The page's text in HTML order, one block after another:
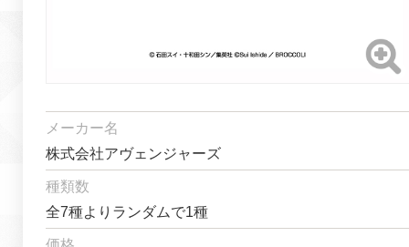
メーカー名
株式会社アヴェンジャーズ
種類数
全7種よりランダムで1種